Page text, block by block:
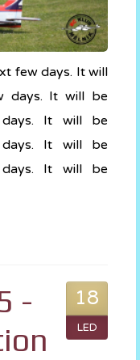
few days. It will
days. It will be
It will be
It will be
It will be
18
LED
-